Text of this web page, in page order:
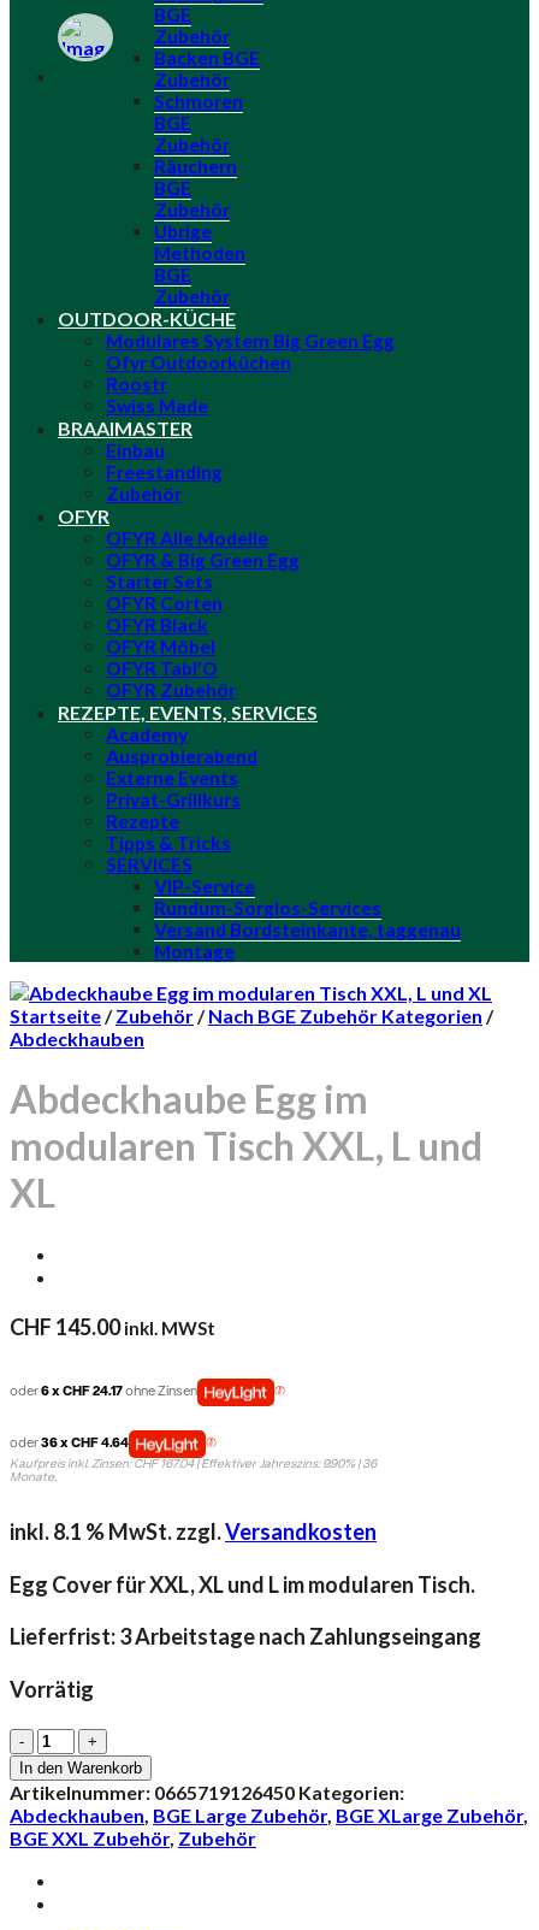
BGE
Zubehör
Backen BGE
Zubehör
Schmoren
BGE
Zubehör
Räuchern
BGE
Zubehör
Übrige
Methoden
BGE
Zubehör
OUTDOOR-KÜCHE
Modulares System Big Green Egg
Ofyr Outdoorküchen
Roostr
Swiss Made
BRAAIMASTER
Einbau
Freestanding
Zubehör
OFYR
OFYR Alle Modelle
OFYR & Big Green Egg
Starter Sets
OFYR Corten
OFYR Black
OFYR Möbel
OFYR Tabl’O
OFYR Zubehör
REZEPTE, EVENTS, SERVICES
Academy
Ausprobierabend
Externe Events
Privat-Grillkurs
Rezepte
Tipps & Tricks
SERVICES
VIP-Service
Rundum-Sorglos-Services
Versand Bordsteinkante, taggenau
Montage
Startseite/ Zubehör/ Nach BGE Zubehör Kategorien /
Abdeckhauben
Abdeckhaube Egg im
modularen Tisch XXL, L und
XL
CHF 145.00 inkl. MWSt
oder6 x CHF 24.17ohne Zinsen
oder36 x CHF 4.64
Kaufpreis inkl. Zinsen: CHF 167.04 | Effektiver Jahreszins: 9.90% | 36
Monate.
inkl. 8.1 % MwSt.zzgl.Versandkosten
Egg Cover für XXL, XL und L im modularen Tisch.
Lieferfrist: 3 Arbeitstage nach Zahlungseingang
Vorrätig
Abdeckhaube
Egg
im
modularen
Tisch
XXL,
L
und
In den Warenkorb
Artikelnummer: 0665719126450 Kategorien:
Abdeckhauben, BGE Large Zubehör, BGE XLarge Zubehör,
BGE XXL Zubehör, Zubehör